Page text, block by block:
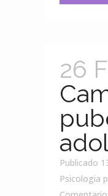
26
Publicado
Psicologia